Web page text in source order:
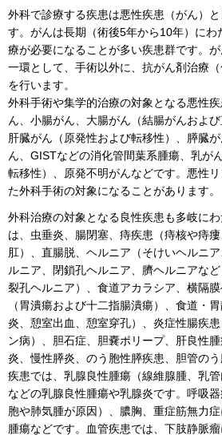
外科で診療する疾患は悪性疾患（がん）
す。がんは長期（術後5年から10年）にわ
療が必要になることが多い疾患群です。
一環として、手術以外に、抗がん剤治療
を行います。
外科手術や集学的治療の対象となる悪性
ん、小腸がん、大腸がん（結腸がんおよび
肝臓がん（原発性および転移性）、膵臓
ん、GISTなどの消化管間葉系腫瘍、乳が
転移性）、原発不明がんなどです。悪性
た外科手術の対象になることがあります。
外科治療の対象となる良性疾患も多岐に
は、虫垂炎、腸閉塞、痔疾患（痔核や痔
肛）、直腸脱、ヘルニア（そけいヘルニ
ルニア、閉鎖孔ヘルニア、臍ヘルニアな
裂孔ヘルニア）、食道アカラシア、横隔
（胃潰瘍および十二指腸潰瘍）、食道・
炎、憩室出血、憩室穿孔）、炎症性腸疾
ン病）、胆石症、胆嚢ポリープ、肝良性
炎、慢性膵炎、のう胞性膵疾患、胆管の
疾患では、乳腺良性腫瘍（線維腺腫、乳
などの乳腺良性腫瘍や乳腺炎です。呼吸
胞や肺気腫が原因）、膿胸、重症筋無力
腫瘍などです。血管疾患では、下肢静脈